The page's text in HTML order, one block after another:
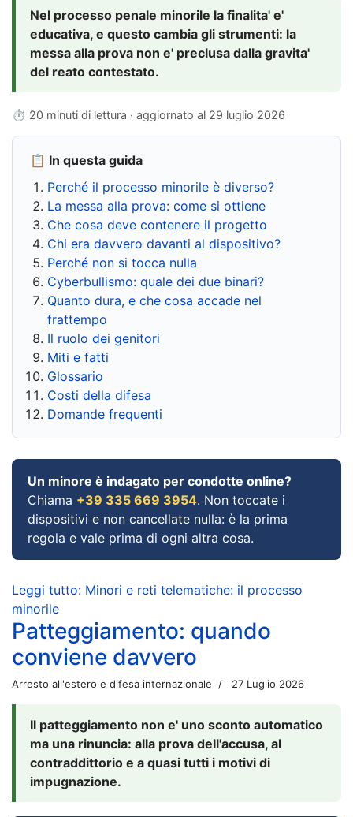
Nel processo penale minorile la finalita' e'
educativa, e questo cambia gli strumenti: la
messa alla prova non e' preclusa dalla gravita'
del reato contestato.
⏱ 20 minuti di lettura · aggiornato al 29 luglio 2026
📋 In questa guida
Perché il processo minorile è diverso?
La messa alla prova: come si ottiene
Che cosa deve contenere il progetto
Chi era davvero davanti al dispositivo?
Perché non si tocca nulla
Cyberbullismo: quale dei due binari?
Quanto dura, e che cosa accade nel
frattempo
Il ruolo dei genitori
Miti e fatti
Glossario
Costi della difesa
Domande frequenti
Un minore è indagato per condotte online?
Chiama +39 335 669 3954. Non toccate i
dispositivi e non cancellate nulla: è la prima
regola e vale prima di ogni altra cosa.
Leggi tutto: Minori e reti telematiche: il processo
minorile
Patteggiamento: quando
conviene davvero
Arresto all'estero e difesa internazionale 27 Luglio 2026
Il patteggiamento non e' uno sconto automatico
ma una rinuncia: alla prova dell'accusa, al
contraddittorio e a quasi tutti i motivi di
impugnazione.